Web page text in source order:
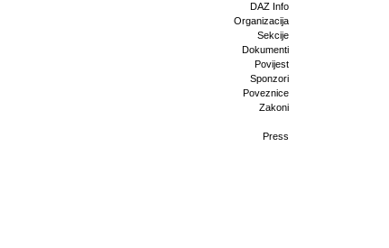
DAZ Info
Organizacija
Sekcije
Dokumenti
Povijest
Sponzori
Poveznice
Zakoni
Press